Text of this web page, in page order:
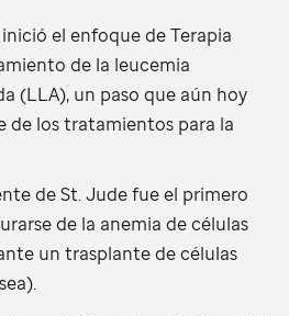
inició el enfoque de Terapia
de la leucemia
(LLA), un paso que aún hoy
de los tratamientos para la
deSt. Judefue el primero
de la anemia de células
un trasplante de células